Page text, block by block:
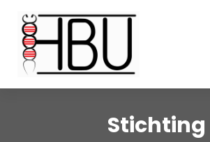
naar
inhoud
Stichting